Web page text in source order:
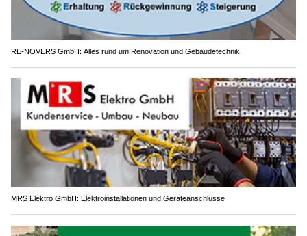
RE-NOVERS GmbH: Alles rund um Renovation und Gebäudetechnik
MRS Elektro GmbH: Elektroinstallationen und Geräteanschlüsse